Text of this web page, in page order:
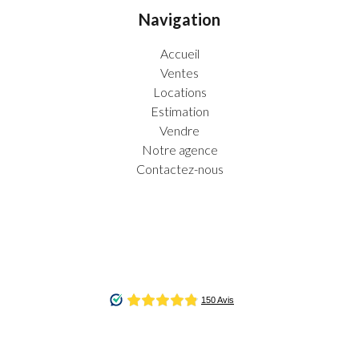
Navigation
Accueil
Ventes
Locations
Estimation
Vendre
Notre agence
Contactez-nous